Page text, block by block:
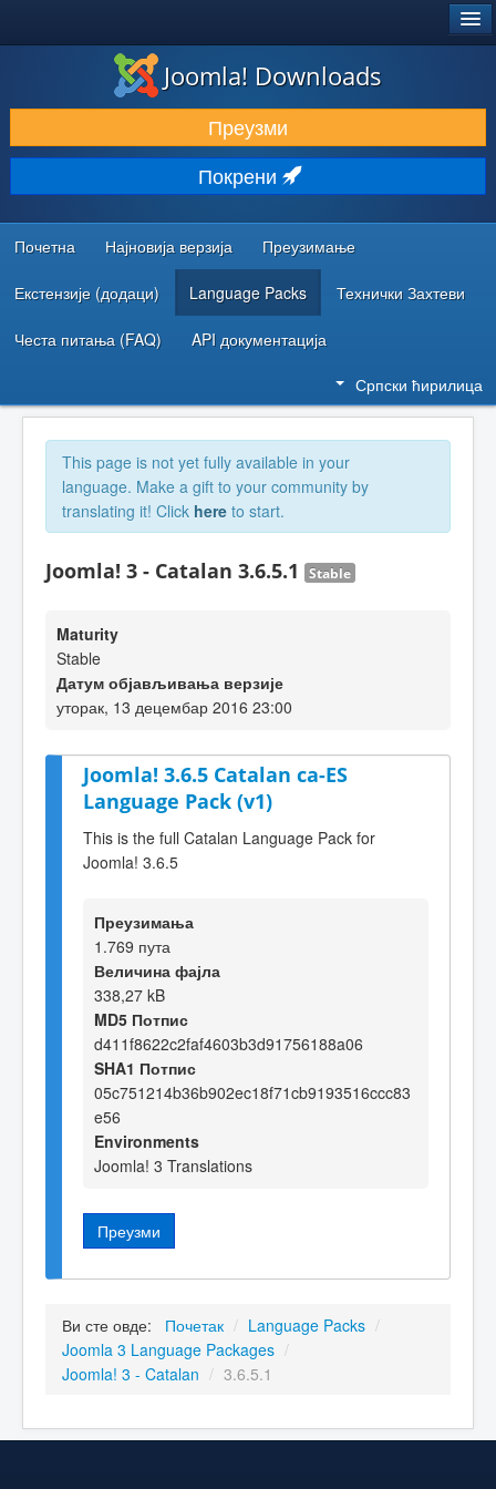
ПРЕУЗИМАЊЕ И ПРОШИРЕЊА (ЕКСТЕНЗИЈЕ)
ОТКРИЈТЕ И НАУЧИТЕ
ЗАЈЕДНИЦА И ПОДРШКА
РЕСУРСИ ЗА РАЗВОЈ
Joomla! Downloads
Преузми
Покрени
Почетна Најновија верзија Преузимање
Екстензије (додаци) Language Packs Технички Захтеви
Честа питања (FAQ) API документација
Српски ћирилица
This page is not yet fully available in your
language. Make a gift to your community by
translating it! Click here to start.
Joomla! 3 - Catalan 3.6.5.1 Stable
Maturity
Stable
Датум објављивања верзије
уторак, 13 децембар 2016 23:00
Joomla! 3.6.5 Catalan ca-ES
Language Pack (v1)
This is the full Catalan Language Pack for
Joomla! 3.6.5
Преузимања
1.769 пута
Величина фајла
338,27 kB
MD5 Потпис
d411f8622c2faf4603b3d91756188a06
SHA1 Потпис
05c751214b36b902ec18f71cb9193516ccc83
e56
Environments
Joomla! 3 Translations
Преузми
Ви сте овде: Почетак / Language Packs /
Joomla 3 Language Packages /
Joomla! 3 - Catalan / 3.6.5.1